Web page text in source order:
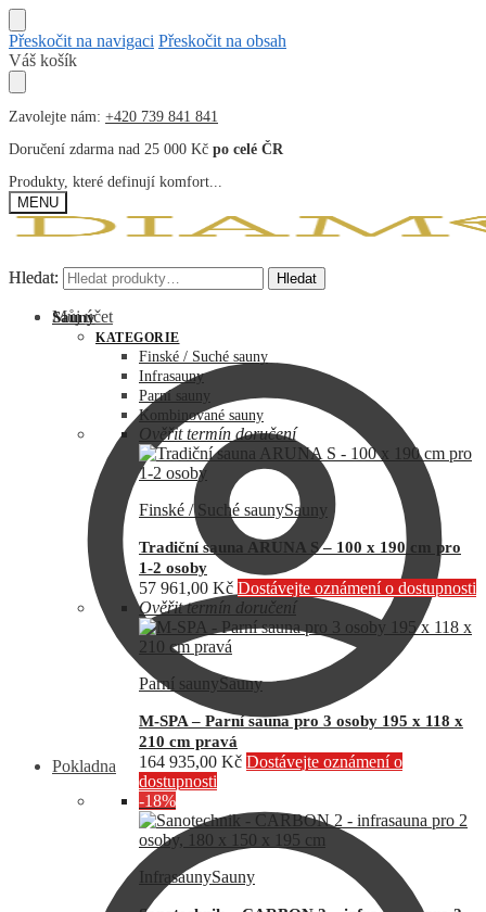
Přeskočit na navigaci Přeskočit na obsah
Váš košík
Zavolejte nám: +420 739 841 841
Doručení zdarma nad 25 000 Kč po celé ČR
Produkty, které definují komfort...
MENU
Hledat: Hledat
Můj účet
Pokladna
Hledat: Hledat
Sauny
KATEGORIE
Finské / Suché sauny
Infrasauny
Parní sauny
Kombinované sauny
Ověřit termín doručení
Finské / Suché saunySauny
Tradiční sauna ARUNA S – 100 x 190 cm pro
1-2 osoby
57 961,00 Kč Dostávejte oznámení o dostupnosti
Ověřit termín doručení
Parní saunySauny
M-SPA – Parní sauna pro 3 osoby 195 x 118 x
210 cm pravá
164 935,00 Kč Dostávejte oznámení o
dostupnosti
-18%
InfrasaunySauny